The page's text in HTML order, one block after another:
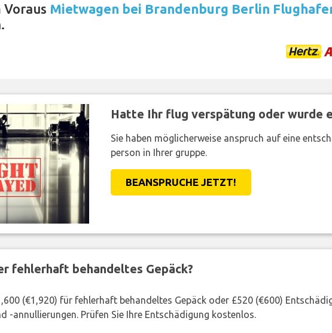
Voraus Mietwagen bei Brandenburg Berlin
Hatte Ihr flug verspätung oder wurde
Sie haben möglicherweise anspruch auf eine
person in Ihrer gruppe.
BEANSPRUCHE JETZT!
fehlerhaft behandeltes Gepäck?
(€1,920) für fehlerhaft behandeltes Gepäck oder £520 (€600)
-annullierungen. Prüfen Sie Ihre Entschädigung kostenlos.